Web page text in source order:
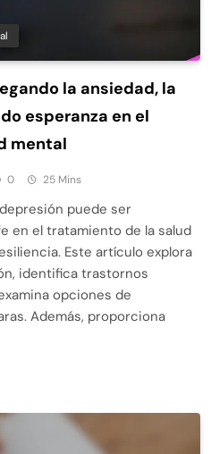
la ansiedad, la
esperanza en el
mental
0 25 Mins
puede ser
en el tratamiento de la salud
Este artículo explora
identifica trastornos
opciones de
Además, proporciona